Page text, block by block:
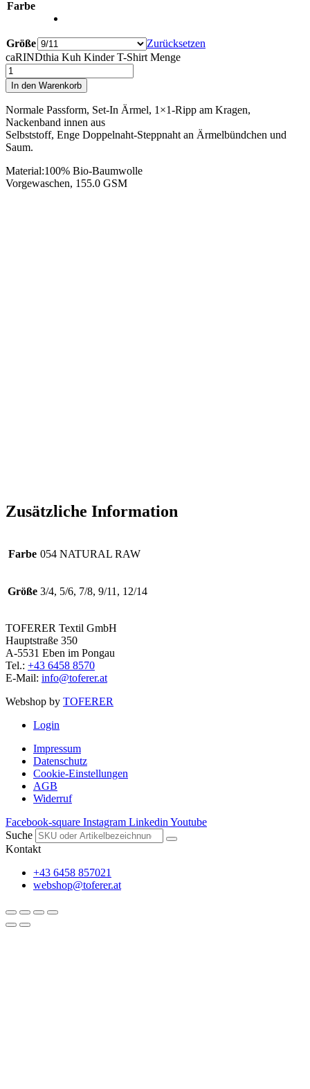
Farbe
Größe
Zurücksetzen
caRINDthia Kuh Kinder T-Shirt Menge
In den Warenkorb
Normale Passform, Set-In Ärmel, 1×1-Ripp am Kragen,
Nackenband innen aus
Selbststoff, Enge Doppelnaht-Steppnaht an Ärmelbündchen und
Saum.
Material:100% Bio-Baumwolle
Vorgewaschen, 155.0 GSM
Zusätzliche Information
Farbe 054 NATURAL RAW
Größe 3/4, 5/6, 7/8, 9/11, 12/14
TOFERER Textil GmbH
Hauptstraße 350
A-5531 Eben im Pongau
Tel.: +43 6458 8570
E-Mail: info@toferer.at
Webshop by TOFERER
Login
Impressum
Datenschutz
Cookie-Einstellungen
AGB
Widerruf
Facebook-square Instagram Linkedin Youtube
Suche
Kontakt
+43 6458 857021
webshop@toferer.at